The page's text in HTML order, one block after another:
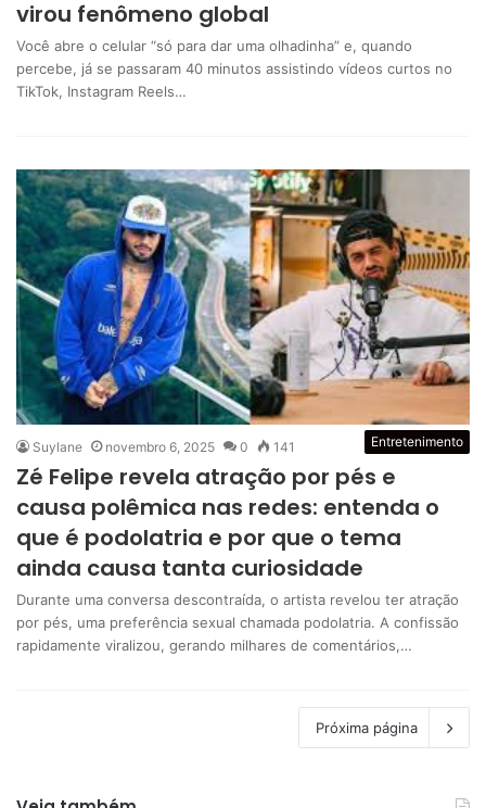
virou fenômeno global
Você abre o celular “só para dar uma olhadinha” e, quando
percebe, já se passaram 40 minutos assistindo vídeos curtos no
TikTok, Instagram Reels…
Entretenimento
Suylane novembro 6, 2025 0 141
Zé Felipe revela atração por pés e
causa polêmica nas redes: entenda o
que é podolatria e por que o tema
ainda causa tanta curiosidade
Durante uma conversa descontraída, o artista revelou ter atração
por pés, uma preferência sexual chamada podolatria. A confissão
rapidamente viralizou, gerando milhares de comentários,…
Próxima página